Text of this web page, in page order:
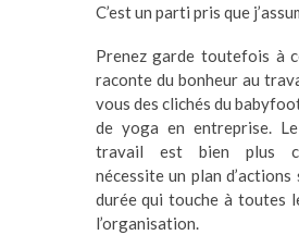
C’est un parti pris que
Prenez garde toutefois à
raconte du bonheur au
vous des clichés du
de yoga en entreprise.
travail est bien plus
nécessite un plan
durée qui touche à toutes
l’organisation.